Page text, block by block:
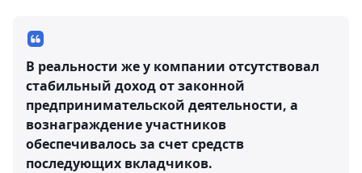
В реальности же у компании отсутствовал
стабильный доход от законной
предпринимательской деятельности, а
вознаграждение участников
обеспечивалось за счет средств
последующих вкладчиков.